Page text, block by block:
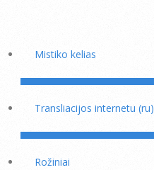
Mistiko kelias
Transliacijos internetu (ru)
Rožiniai